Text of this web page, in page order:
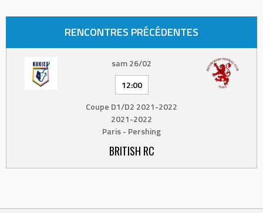
RENCONTRES PRÉCÉDENTES
sam 26/02
12:00
Coupe D1/D2 2021-2022
2021-2022
Paris - Pershing
BRITISH RC